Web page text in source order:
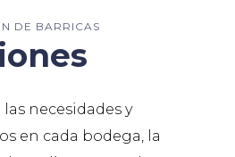
DE BARRICAS
necesidades y
en cada bodega, la